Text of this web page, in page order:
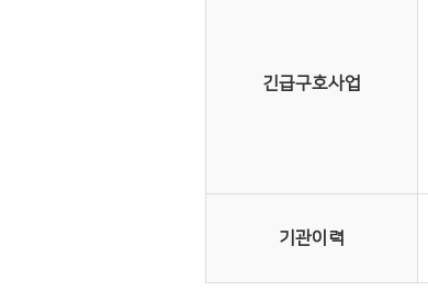
긴급구호사업
기관이력